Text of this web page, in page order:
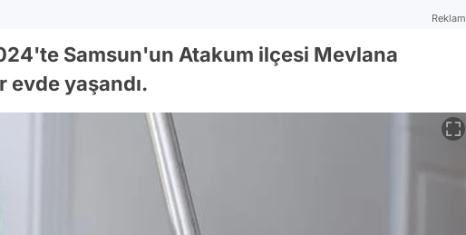
Reklam
Samsun'un Atakum ilçesi Mevlana
yaşandı.